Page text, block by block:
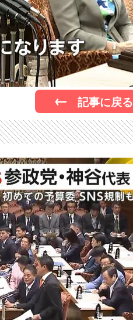
記事に戻る